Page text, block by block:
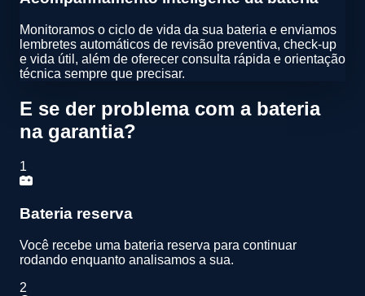
Monitoramos o ciclo de vida da sua bateria e enviamos
lembretes automáticos de revisão preventiva, check-up
e vida útil , além de oferecer consulta rápida e orientação
técnica sempre que precisar.
E se der problema com a bateria
na garantia?
1
Bateria reserva
Você recebe uma bateria reserva para continuar
rodando enquanto analisamos a sua.
2